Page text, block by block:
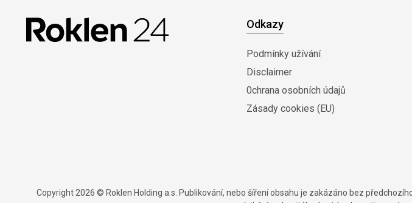
Odkazy
Podmínky užívání
Disclaimer
0chrana osobních údajů
Zásady cookies (EU)
Copyright 2026 © Roklen Holding a.s. Publikování, nebo šíření obsahu je zakázáno bez